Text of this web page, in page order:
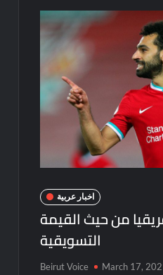
اخبار عربية
من حيث القيمة
التسويقية
Beirut Voice March 17,